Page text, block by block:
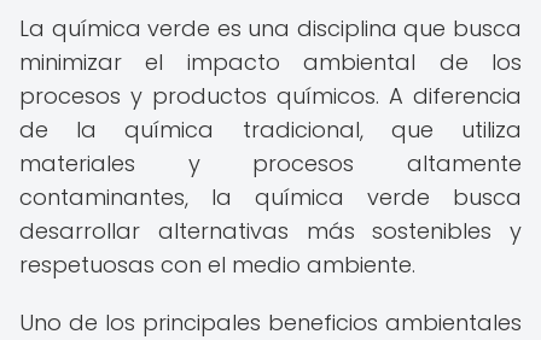
La química verde es una disciplina que busca
minimizar el impacto ambiental de los
procesos y productos químicos. A diferencia
de la química tradicional, que utiliza
materiales y procesos altamente
contaminantes, la química verde busca
desarrollar alternativas más sostenibles y
respetuosas con el medio ambiente.
Uno de los principales beneficios ambientales